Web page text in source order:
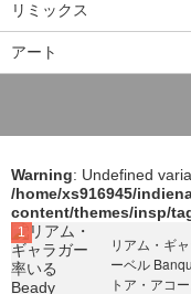
リミックス
アート
Warning: Undefined
/home/xs916945/
content/themes/insp/
リアム・ギ
ーベル
トア・アコ